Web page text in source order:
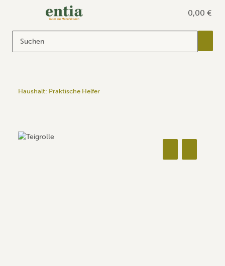
0,00 €
Haushalt: Praktische Helfer